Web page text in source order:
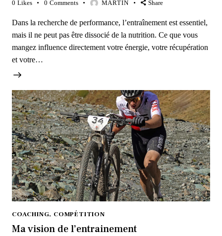
0 Likes 0 Comments MARTIN Share
Dans la recherche de performance, l’entraînement est essentiel,
mais il ne peut pas être dissocié de la nutrition. Ce que vous
mangez influence directement votre énergie, votre récupération
et votre…
COACHING, COMPÉTITION
Ma vision de l’entrainement